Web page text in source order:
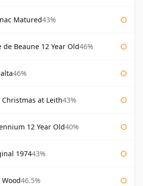
Matured43%
Beaune 12 Year Old46%
46%
at Leith43%
12 Year Old40%
197443%
46.5%